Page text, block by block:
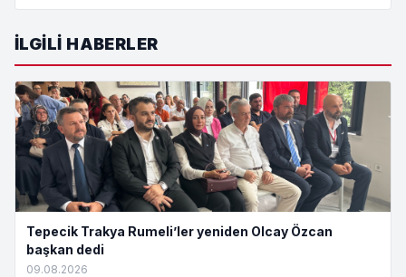
İLGILI HABERLER
Tepecik Trakya Rumeli’ler yeniden Olcay Özcan
başkan dedi
09.08.2026